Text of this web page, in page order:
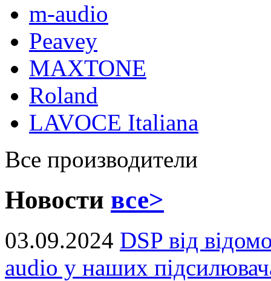
m-audio
Peavey
MAXTONE
Roland
LAVOCE Italiana
Все производители
Новости все>
03.09.2024 DSP від
audio у наших